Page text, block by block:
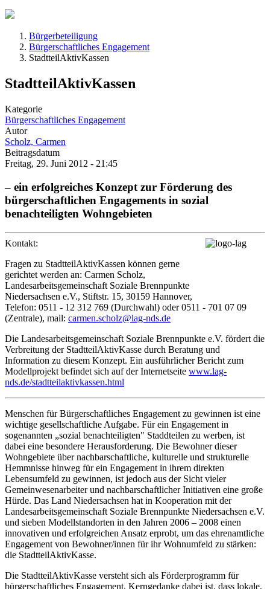
Bürgerbeteiligung
Bürgerschaftliches Engagement
StadtteilAktivKassen
StadtteilAktivKassen
Kategorie
Bürgerschaftliches Engagement
Autor
Scholz, Carmen
Beitragsdatum
Freitag, 29. Juni 2012 - 21:45
– ein erfolgreiches Konzept zur Förderung des
bürgerschaftlichen Engagements in sozial
benachteiligten Wohngebieten
Kontakt:
Fragen zu StadtteilAktivKassen können gerne
gerichtet werden an: Carmen Scholz,
Landesarbeitsgemeinschaft Soziale Brennpunkte
Niedersachsen e.V., Stiftstr. 15, 30159 Hannover,
Telefon: 0511 - 12 312 769 (Durchwahl) oder 0511 - 701 07 09
(Zentrale), mail: carmen.scholz@lag-nds.de
Die Landesarbeitsgemeinschaft Soziale Brennpunkte e.V. fördert die
Verbreitung der StadtteilAktivKasse durch Beratung und
Information zu diesem Konzept. Ein ausführlicher Bericht zum
Modellprojekt befindet sich auf der Internetseite www.lag-
nds.de/stadtteilaktivkassen.html
Menschen für Bürgerschaftliches Engagement zu gewinnen ist eine
wichtige gesellschaftliche Aufgabe. Für ein Engagement in
sogenannten „sozial benachteiligten" Staddteilen zu werben, ist
dabei eine besondere Herausforderung. Die Bewohner dieser
Wohngebiete über nachbarschaftliche, kulturelle und strukturelle
Hemmnisse hinweg für ein Engagement in ihrem direkten
Lebensumfeld zu gewinnen, ist jedoch aus der Sicht vieler
Gemeinwesenarbeiter und nachbarschaftlicher Initiativen eine große
Hürde. Das Land Niedersachsen hat in Kooperation mit der
Landesarbeitsgemeinschaft Soziale Brennpunkte Niedersachsen e.V.
und sieben Modellstandorten in den Jahren 2006 – 2008 einen
innovativen und erfolgreichen Ansatz erprobt, um das ehrenamtliche
Engagement von Bewohner/innen für ihr Wohnumfeld zu stärken:
die StadtteilAktivKasse.
Die StadtteilAktivKasse versteht sich als Förderprogramm für
bürgerschaftliches Engagement. Kerngedanke dabei ist, dass lokale,